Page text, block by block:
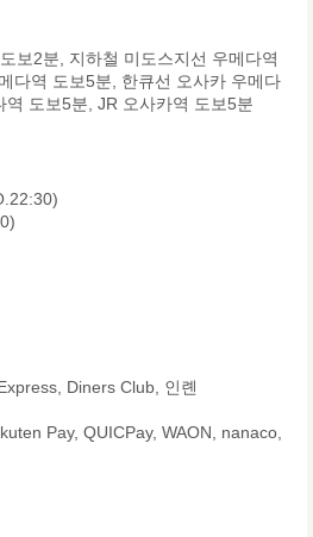
보2분, 지하철 미도스지선 우메다역
다역 도보5분, 한큐선 오사카 우메다
도보5분, JR 오사카역 도보5분
Diners Club, 인롄
Pay, QUICPay, WAON, nanaco,